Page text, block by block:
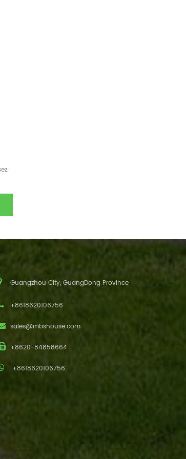
Guangzhou City, GuangDong Province
+8618620106756
sales@mbshouse.com
+8620-84858664
+8618620106756